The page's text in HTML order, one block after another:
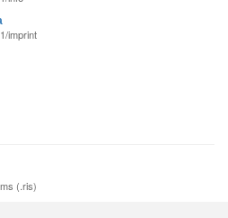
imprint
(.ris)